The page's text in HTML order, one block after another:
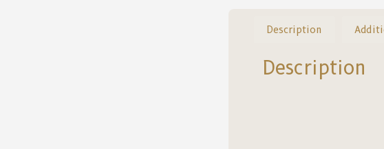
Description
Description